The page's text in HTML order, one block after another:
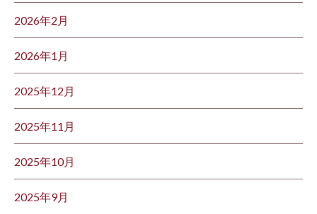
2026年2月
2026年1月
2025年12月
2025年11月
2025年10月
2025年9月